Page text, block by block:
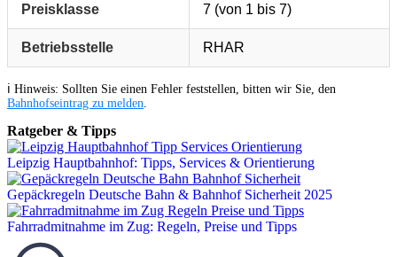
Preisklasse 7 (von 1 bis 7)
Betriebsstelle RHAR
ℹ️ Hinweis: Sollten Sie einen Fehler feststellen, bitten wir Sie, den
Bahnhofseintrag zu melden
Ratgeber & Tipps
Leipzig Hauptbahnhof: Tipps, Services & Orientierung
Gepäckregeln Deutsche Bahn & Bahnhof Sicherheit 2025
Fahrradmitnahme im Zug: Regeln, Preise und Tipps